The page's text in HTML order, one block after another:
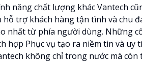
năng chất lượng khác Vantech
hỗ trợ khách hàng tận tình và chu
nhất từ phía người dùng. Những
hợp Phục vụ tạo ra niềm tin và uy
không chỉ trong nước mà